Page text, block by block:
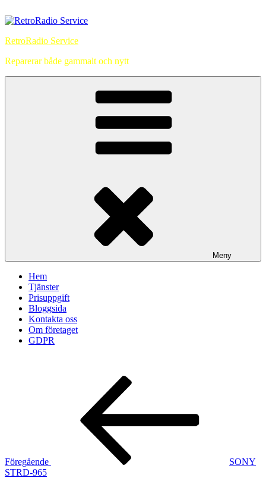
till
RetroRadio Service
Reparerar både gammalt och nytt
Meny
Hem
Tjänster
Prisuppgift
Bloggsida
Kontakta oss
Om företaget
GDPR
Inläggsnavigering
Föregående
SONY
STRD-965